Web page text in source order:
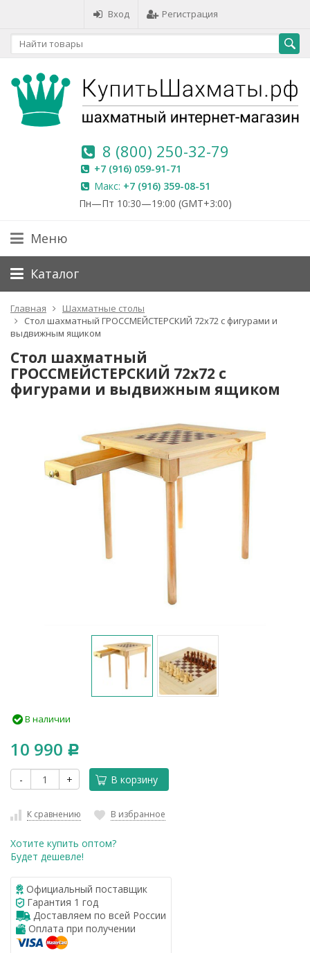
Вход Регистрация
8 (800) 250-32-79
+7 (916) 059-91-71
Макс: +7 (916) 359-08-51
Пн—Пт 10:30—19:00 (GMT+3:00)
Меню
Каталог
Главная
Шахматные столы
Стол шахматный ГРОССМЕЙСТЕРСКИЙ 72х72 с фигурами и
выдвижным ящиком
Стол шахматный
ГРОССМЕЙСТЕРСКИЙ 72х72 с
фигурами и выдвижным ящиком
В наличии
10 990 Р
- + В корзину
К сравнению В избранное
Хотите купить оптом?
Будет дешевле!
Официальный поставщик
Гарантия 1 год
Доставляем по всей России
Оплата при получении